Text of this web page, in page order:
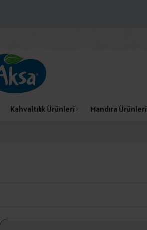
Kahvaltılık Ürünleri Mandıra Ürünleri